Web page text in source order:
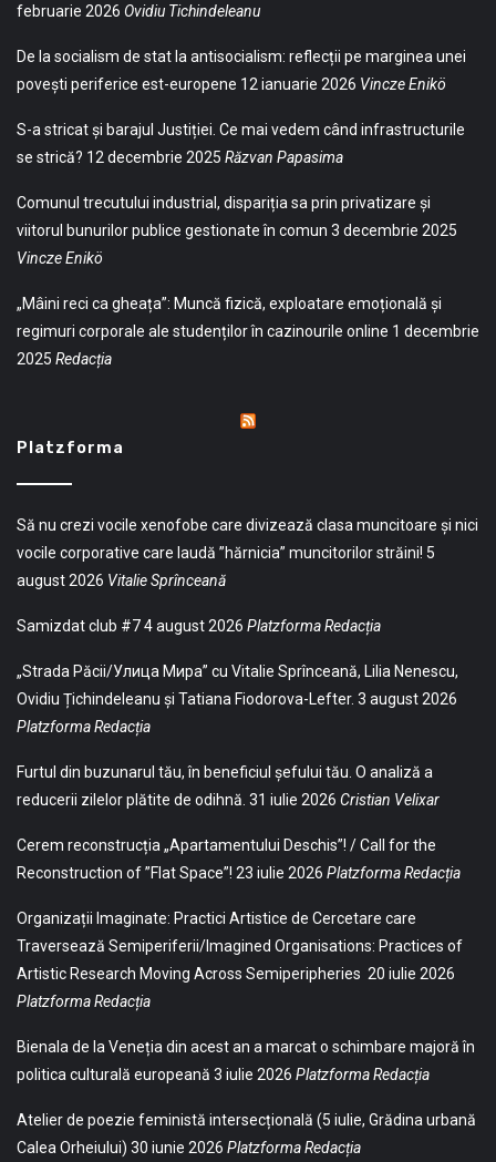
februarie 2026 Ovidiu Tichindeleanu
De la socialism de stat la antisocialism: reflecții pe marginea unei
povești periferice est-europene 12 ianuarie 2026 Vincze Enikö
S-a stricat și barajul Justiției. Ce mai vedem când infrastructurile
se strică? 12 decembrie 2025 Răzvan Papasima
Comunul trecutului industrial, dispariția sa prin privatizare și
viitorul bunurilor publice gestionate în comun 3 decembrie 2025
Vincze Enikö
„Mâini reci ca gheața”: Muncă fizică, exploatare emoțională și
regimuri corporale ale studenților în cazinourile online 1 decembrie
2025 Redacția
Platzforma
Să nu crezi vocile xenofobe care divizează clasa muncitoare și nici
vocile corporative care laudă ”hărnicia” muncitorilor străini! 5
august 2026 Vitalie Sprînceană
Samizdat club #74 august 2026 Platzforma Redacția
„Strada Păcii/Улица Мира” cu Vitalie Sprînceană, Lilia Nenescu,
Ovidiu Țichindeleanu și Tatiana Fiodorova-Lefter. 3 august 2026
Platzforma Redacția
Furtul din buzunarul tău, în beneficiul șefului tău. O analiză a
reducerii zilelor plătite de odihnă. 31 iulie 2026 Cristian Velixar
Cerem reconstrucția „Apartamentului Deschis”! / Call for the
Reconstruction of ”Flat Space”! 23 iulie 2026 Platzforma Redacția
Organizații Imaginate: Practici Artistice de Cercetare care
Traversează Semiperiferii/Imagined Organisations: Practices of
Artistic Research Moving Across Semiperipheries 20 iulie 2026
Platzforma Redacția
Bienala de la Veneția din acest an a marcat o schimbare majoră în
politica culturală europeană 3 iulie 2026 Platzforma Redacția
Atelier de poezie feministă intersecțională (5 iulie, Grădina urbană
Calea Orheiului) 30 iunie 2026 Platzforma Redacția